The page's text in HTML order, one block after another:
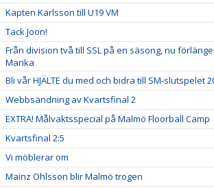
Kapten Karlsson till U19 VM
Tack Joon!
Från division två till SSL på en säsong, nu
Marika
Bli vår HJÄLTE du med och bidra till SM-slutspelet
Webbsändning av Kvartsfinal 2
EXTRA! Målvaktsspecial på Malmö Floorball Camp
Kvartsfinal 2:5
Vi möblerar om
Mainz Ohlsson blir Malmö trogen